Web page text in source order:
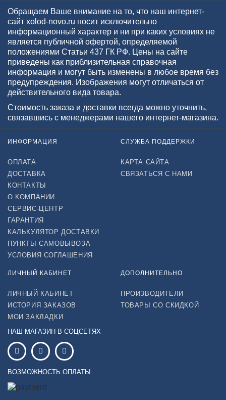
Обращаем Ваше внимание на то, что наш интернет-
сайт xolod-novo.ru носит исключительно
информационный характер и ни при каких условиях не
является публичной офертой, определяемой
положениями Статьи 437 ГК РФ. Цены на сайте
приведены как приблизительная справочная
информация и могут быть изменены в любое время без
предупреждения. Изображения могут отличаться от
действительного вида товара.
Стоимость заказа и доставки всегда можно уточнить,
связавшись с менеджерами нашего интернет-магазина.
ИНФОРМАЦИЯ
ОПЛАТА
ДОСТАВКА
КОНТАКТЫ
О КОМПАНИИ
СЕРВИС-ЦЕНТР
ГАРАНТИЯ
КАЛЬКУЛЯТОР ДОСТАВКИ
ПУНКТЫ САМОВЫВОЗА
УСЛОВИЯ СОГЛАШЕНИЯ
СЛУЖБА ПОДДЕРЖКИ
КАРТА САЙТА
СВЯЗАТЬСЯ С НАМИ
ЛИЧНЫЙ КАБИНЕТ
ЛИЧНЫЙ КАБИНЕТ
ИСТОРИЯ ЗАКАЗОВ
МОИ ЗАКЛАДКИ
ДОПОЛНИТЕЛЬНО
ПРОИЗВОДИТЕЛИ
ТОВАРЫ СО СКИДКОЙ
НАШ МАГАЗИН В СОЦСЕТЯХ
ВОЗМОЖНОСТЬ ОПЛАТЫ